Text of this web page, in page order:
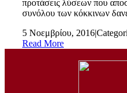
προτάσεις λύσεων που
συνόλου των κόκκινων
5 Νοεμβρίου, 2016|
Read More